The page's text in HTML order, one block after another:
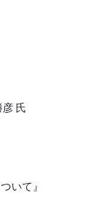
氏
いて』